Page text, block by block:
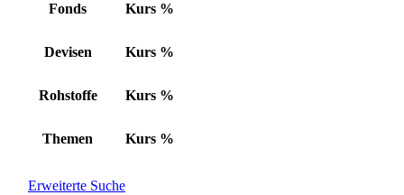
Fonds Kurs %
Devisen Kurs %
Rohstoffe Kurs %
Themen Kurs %
Erweiterte Suche